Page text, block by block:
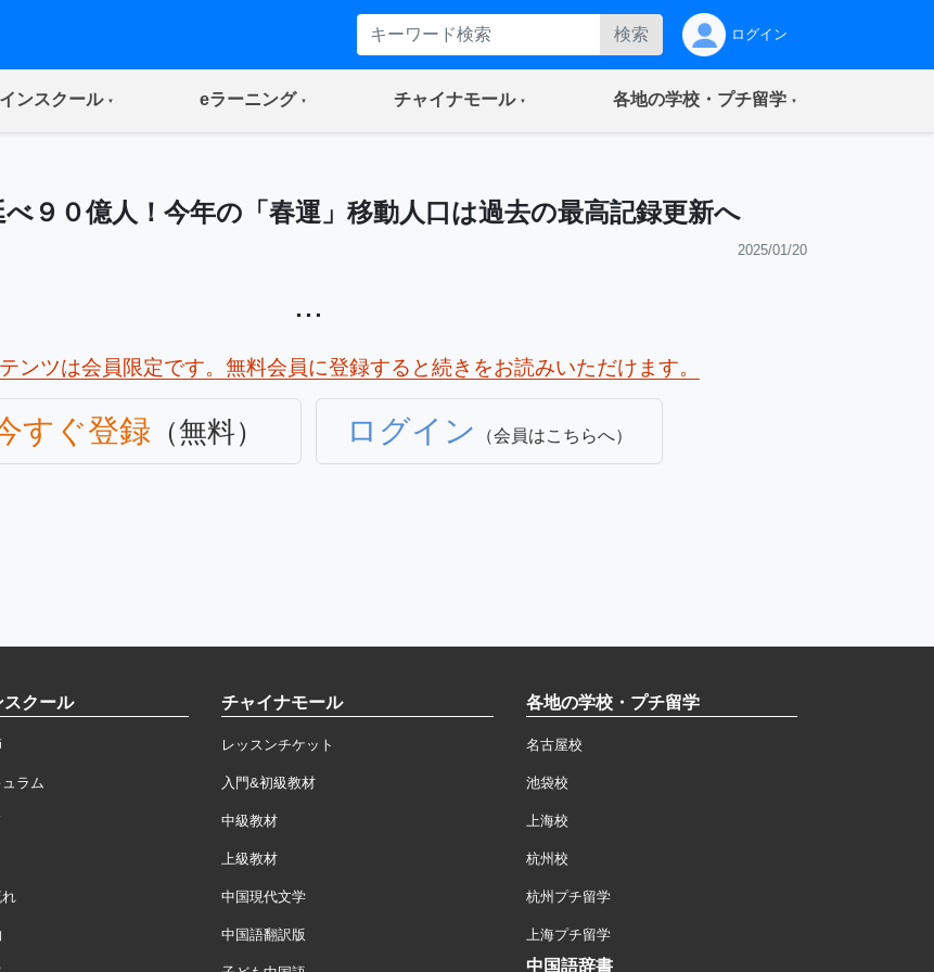
検索 ログイン
ンスクール(current) eラーニング(current) チャイナモール(current) 各地の学校・プチ留学(current)
べ９０億人！今年の「春運」移動人口は過去の最高記録更新へ
2025/01/20
...
ンツは会員限定です。無料会員に登録すると続きをお読みいただけます。
すぐ登録 （無料） ログイン （会員はこちらへ）
スクール
ラム
チャイナモール
レッスンチケット
入門&初級教材
中級教材
上級教材
中国現代文学
中国語翻訳版
各地の学校・プチ留学
名古屋校
池袋校
上海校
杭州校
杭州プチ留学
上海プチ留学
中国語辞書